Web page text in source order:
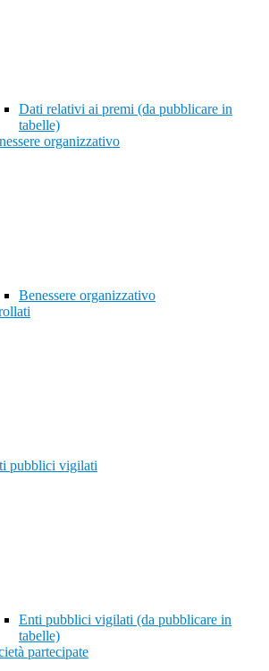
Dati relativi ai premi (da pubblicare in
tabelle)
organizzativo
Benessere organizzativo
pubblici vigilati
Enti pubblici vigilati (da pubblicare in
tabelle)
partecipate